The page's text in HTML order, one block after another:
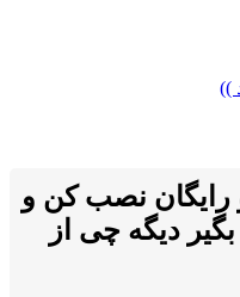
))
رایگان نصب کن و
دیگه چی از